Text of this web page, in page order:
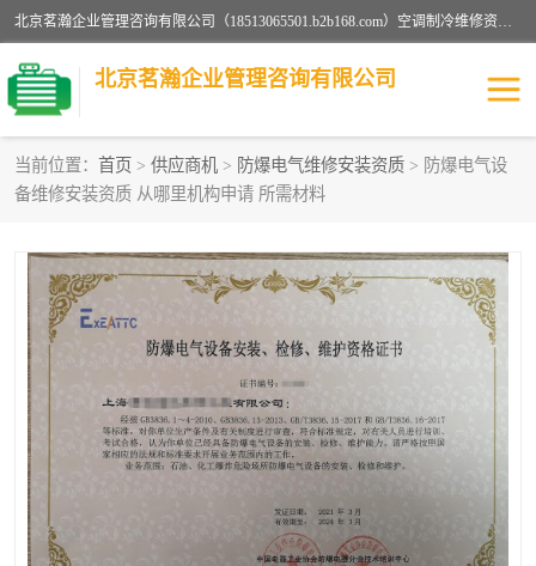
北京茗瀚企业管理咨询有限公司（18513065501.b2b168.com）空调制冷维修资质,油烟管道清洗资质,清洗行业资质公司秉承“顾客至上，锐意进缺的经营理念，我们提供高质量的产品，坚持“客户”的原则为广大客户提供贴心服务。如果你对公司的产品感兴趣，可以联系高经理，我们会用好的产品和服务让您满意。
北京茗瀚企业管理咨询有限公司
当前位置： 首页 > 供应商机 > 防爆电气维修安装资质 > 防爆电气设
备维修安装资质 从哪里机构申请 所需材料
烟道清洗资质 设备维修安装资质
清洗资质 认证服务
防爆电气维修安装资质 空调制冷维修安装资质